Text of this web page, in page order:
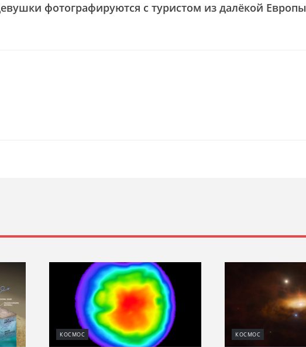
фотографируются с туристом из далёкой Европы
КОСМОС КОСМОС